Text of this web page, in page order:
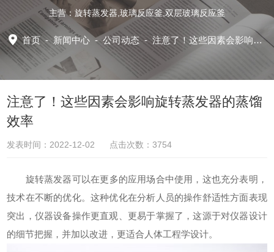
主营：旋转蒸发器,玻璃反应釜,双层玻璃反应釜
首页-新闻中心 -公司动态 -注意了！这些因素会影响旋转蒸发器的蒸馏效率
注意了！这些因素会影响旋转蒸发器的蒸馏
效率
发表时间：2022-12-02 点击次数：3754
旋转蒸发器可以在更多的应用场合中使用，这也充分表明，
技术在不断的优化。这种优化在分析人员的操作舒适性方面表现
突出，仪器设备操作更直观、更易于掌握了，这源于对仪器设计
的细节把握，并加以改进，更适合人体工程学设计。